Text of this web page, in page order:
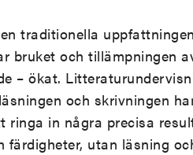
traditionella
bruket och tillämpningen
– ökat.
och skrivningen
in några precisa
färdigheter, utan läsning